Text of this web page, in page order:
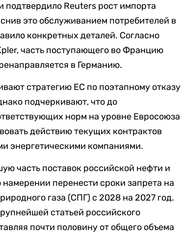
Reuters рост импорта
это обслуживанием потребителей в
конкретных деталей. Согласно
часть поступающего во Францию
в Германию.
стратегию ЕС по поэтапному отказу
подчеркивают, что до
норм на уровне Евросоюза
действию текущих контрактов
энергетическими компаниями.
часть поставок российской нефти и
перенести сроки запрета на
газа (СПГ) с 2028 на 2027 год.
статьей российского
почти половину от общего объема